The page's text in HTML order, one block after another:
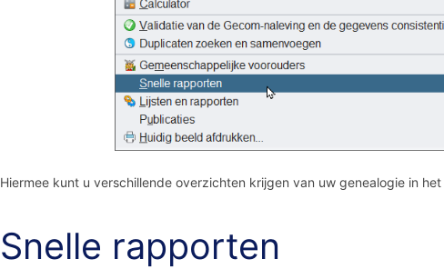
Hiermee kunt u verschillende overzichten krijgen van uw genealogie in het
Snelle rapporten